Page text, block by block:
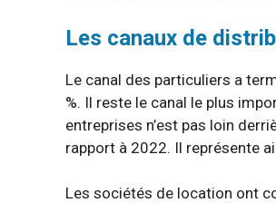
Les canaux de
Le canal des particuliers a
%. Il reste le canal le plus
entreprises n’est pas loin
rapport à 2022. Il représente
Les sociétés de location ont